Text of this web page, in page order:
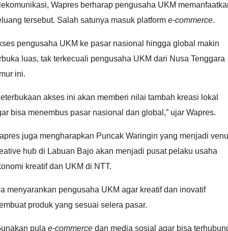
Wapres berharap pengusaha UKM
tersebut. Salah satunya masuk platform e-commerce.
pengusaha UKM ke pasar nasional hingga global makin
luas, tak terkecuali pengusaha UKM dari Nusa Tenggara
ini.
akses ini akan memberi nilai tambah kreasi lokal
bisa menembus pasar nasional dan global,” ujar Wapres.
juga mengharapkan Puncak Waringin yang menjadi
hub di Labuan Bajo akan menjadi pusat pelaku usaha
kreatif dan UKM di NTT.
menyarankan pengusaha UKM agar kreatif dan inovatif
produk yang sesuai selera pasar.
pula e-commerce dan media sosial agar bisa